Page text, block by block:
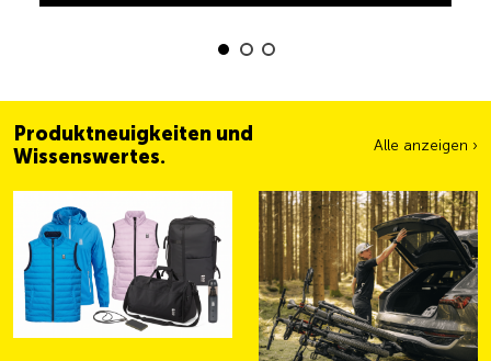
Produktneuigkeiten und
Wissenswertes.
Alle anzeigen ›